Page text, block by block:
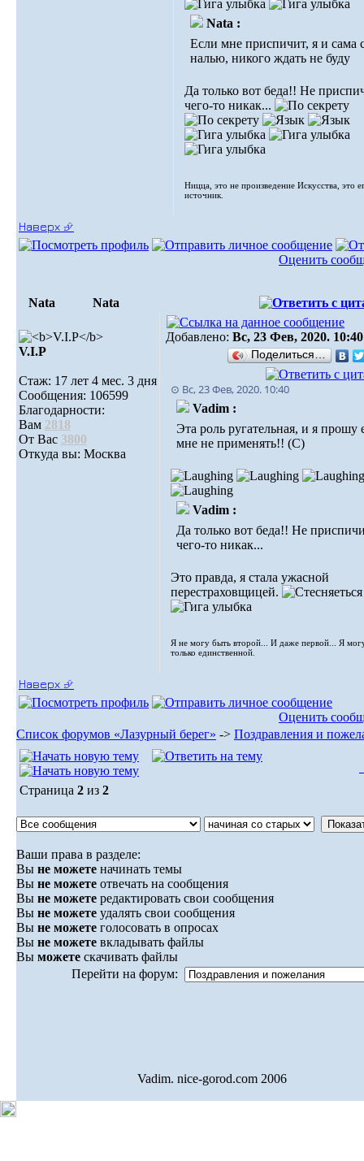
Nata :
Если мне приспичит, я и сама
налью, никого ждать не буду
Да только вот беда!! Не
чего-то никак...
Ницца, это не произведение Искусства, это
источник.
Наверх ⮵
Оценить
Nata Nata
V.I.Р
Стаж: 17 лет 4 мес. 3 дня
Сообщения: 106599
Благодарности:
Вам 2818
От Вас 3800
Откуда вы: Москва
Добавлено: Вс, 23 Фев, 2020. 10:40
Поделиться…
⊙ Вс, 23 Фев, 2020. 10:40
Vadim :
Эта роль ругательная, и я прошу
мне не применять!! (С)
Vadim :
Да только вот беда!! Не
чего-то никак...
Это правда, я стала ужасной
перестраховщицей.
Я не могу быть второй... И даже первой... Я
только единственной.
Наверх ⮵
Оценить
Список форумов «Лазурный берег» -> Поздравления и
Страница 2 из 2
Ваши права в разделе:
Вы не можете начинать темы
Вы не можете отвечать на сообщения
Вы не можете редактировать свои сообщения
Вы не можете удалять свои сообщения
Вы не можете голосовать в опросах
Вы не можете вкладывать файлы
Вы можете скачивать файлы
Перейти на форум:
Vadim. nice-gorod.com 2006